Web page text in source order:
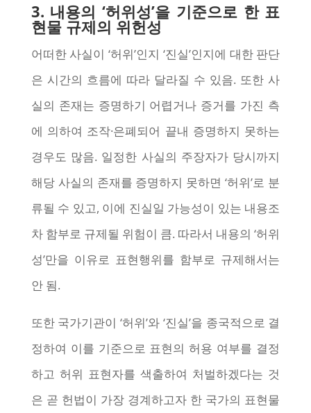
3. 내용의 ‘허위성’을 기준으로 한 표
현물 규제의 위헌성
어떠한 사실이 ‘허위’인지 ‘진실’인지에 대한 판단
은 시간의 흐름에 따라 달라질 수 있음. 또한 사
실의 존재는 증명하기 어렵거나 증거를 가진 측
에 의하여 조작·은폐되어 끝내 증명하지 못하는
경우도 많음. 일정한 사실의 주장자가 당시까지
해당 사실의 존재를 증명하지 못하면 ‘허위’로 분
류될 수 있고, 이에 진실일 가능성이 있는 내용조
차 함부로 규제될 위험이 큼. 따라서 내용의 ‘허위
성’만을 이유로 표현행위를 함부로 규제해서는
안 됨.
또한 국가기관이 ‘허위’와 ‘진실’을 종국적으로 결
정하여 이를 기준으로 표현의 허용 여부를 결정
하고 허위 표현자를 색출하여 처벌하겠다는 것
은 곧 헌법이 가장 경계하고자 한 국가의 표현물